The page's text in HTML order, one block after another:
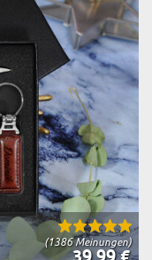
(1386 Meinungen)